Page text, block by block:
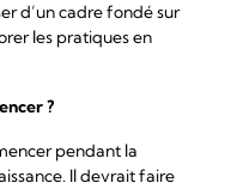
d’un cadre fondé sur
les pratiques en
?
pendant la
Il devrait faire